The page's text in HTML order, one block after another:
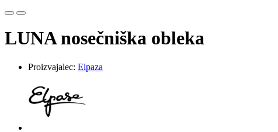
LUNA nosečniška obleka
Proizvajalec: Elpaza